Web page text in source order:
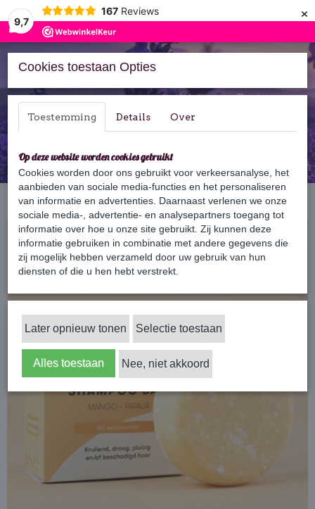
9,7
167 Reviews ×
Inloggen Registreren
Home › Bars › Shampoo Bars › Shampoo Bar Mango Papaja
Cookies toestaan Opties
Toestemming Details Over
Op deze website worden cookies gebruikt
Cookies worden door ons gebruikt voor verkeersanalyse, het
aanbieden van sociale media-functies en het personaliseren
van informatie en advertenties. Daarnaast verlenen we onze
sociale media-, advertentie- en analysepartners toegang tot
informatie over hoe u onze site gebruikt. Zij kunnen deze
informatie gebruiken in combinatie met andere gegevens die
zij mogelijk hebben verzameld door uw gebruik van hun
diensten of die u hen hebt verstrekt.
Later opnieuw tonen Selectie toestaan
Alles toestaan Nee, niet akkoord